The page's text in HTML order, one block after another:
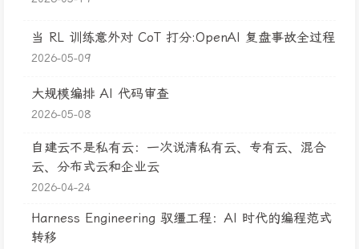
当 RL 训练意外对 CoT 打分:OpenAI 复盘事故全过程
2026-05-09
大规模编排 AI 代码审查
2026-05-08
自建云不是私有云：一次说清私有云、专有云、混合
云、分布式云和企业云
2026-04-24
Harness Engineering 驭缰工程：AI 时代的编程范式
转移